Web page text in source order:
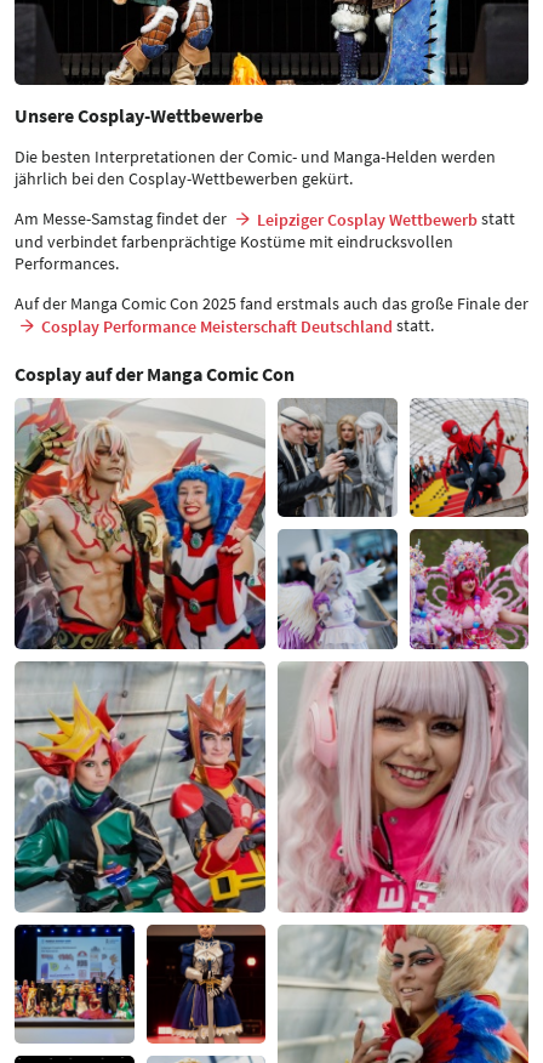
Unsere Cosplay-Wettbewerbe
Die besten Interpretationen der Comic- und Manga-Helden werden
jährlich bei den Cosplay-Wettbewerben gekürt.
Am Messe-Samstag findet der
Leipziger Cosplay Wettbewerbstatt
und verbindet farbenprächtige Kostüme mit eindrucksvollen
Performances.
Auf der Manga Comic Con 2025 fand erstmals auch das große Finale der
Cosplay Performance Meisterschaft Deutschland statt.
Cosplay auf der Manga Comic Con